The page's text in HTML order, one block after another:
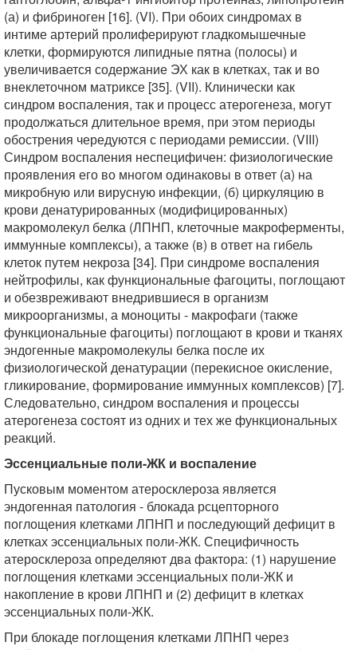
(а) и фибриноген [16]. (VI). При обоих синдромах в
интиме артерий пролиферируют гладкомышечные
клетки, формируются липидные пятна (полосы) и
увеличивается содержание ЭХ как в клетках, так и во
внеклеточном матриксе [35]. (VII). Клинически как
синдром воспаления, так и процесс атерогенеза, могут
продолжаться длительное время, при этом периоды
обострения чередуются с периодами ремиссии. (VIII)
Синдром воспаления неспецифичен: физиологические
проявления его во многом одинаковы в ответ (а) на
микробную или вирусную инфекции, (б) циркуляцию в
крови денатурированных (модифицированных)
макромолекул белка (ЛПНП, клеточные макроферменты,
иммунные комплексы), а также (в) в ответ на гибель
клеток путем некроза [34]. При синдроме воспаления
нейтрофилы, как функциональные фагоциты, поглощают
и обезвреживают внедрившиеся в организм
микроорганизмы, а моноциты - макрофаги (также
функциональные фагоциты) поглощают в крови и тканях
эндогенные макромолекулы белка после их
физиологической денатурации (перекисное окисление,
гликирование, формирование иммунных комплексов) [7].
Следовательно, синдром воспаления и процессы
атерогенеза состоят из одних и тех же функциональных
реакций.
Эссенциальные поли-ЖК и воспаление
Пусковым моментом атеросклероза является
эндогенная патология - блокада рсцепторного
поглощения клетками ЛПНП и последующий дефицит в
клетках эссенциальных поли-ЖК. Специфичность
атеросклероза определяют два фактора: (1) нарушение
поглощения клетками эссенциальных поли-ЖК и
накопление в крови ЛПНП и (2) дефицит в клетках
эссенциальных поли-ЖК.
При блокаде поглощения клетками ЛПНП через